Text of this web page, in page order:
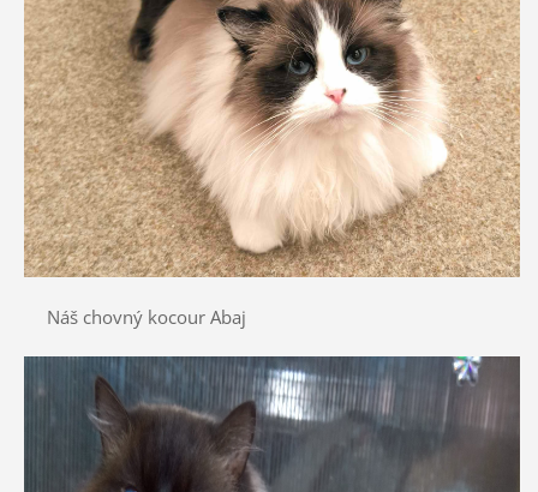
Náš chovný kocour Abaj